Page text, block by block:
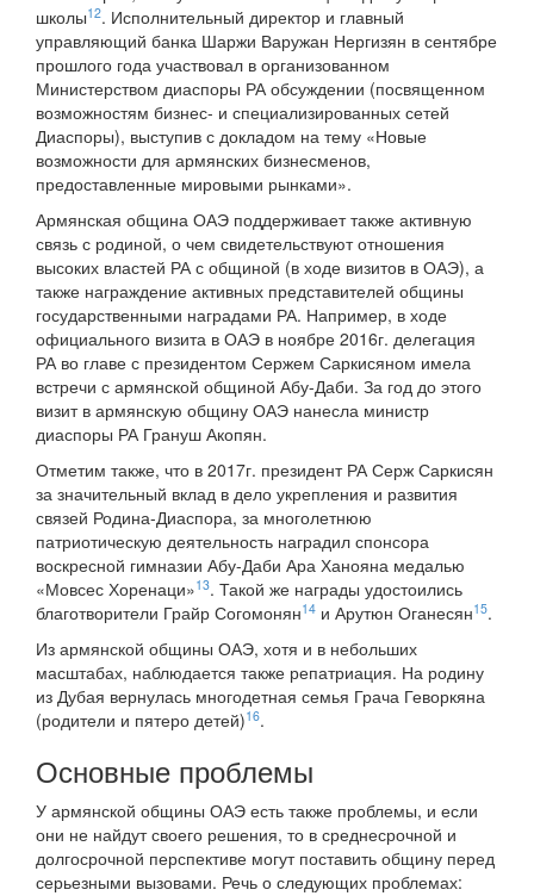
школы12. Исполнительный директор и главный
управляющий банка Шаржи Варужан Нергизян в сентябре
прошлого года участвовал в организованном
Министерством диаспоры РА обсуждении (посвященном
возможностям бизнес- и специализированных сетей
Диаспоры), выступив с докладом на тему «Новые
возможности для армянских бизнесменов,
предоставленные мировыми рынками».
Армянская община ОАЭ поддерживает также активную
связь с родиной, о чем свидетельствуют отношения
высоких властей РА с общиной (в ходе визитов в ОАЭ), а
также награждение активных представителей общины
государственными наградами РА. Например, в ходе
официального визита в ОАЭ в ноябре 2016г. делегация
РА во главе с президентом Сержем Саркисяном имела
встречи с армянской общиной Абу-Даби. За год до этого
визит в армянскую общину ОАЭ нанесла министр
диаспоры РА Грануш Акопян.
Отметим также, что в 2017г. президент РА Серж Саркисян
за значительный вклад в дело укрепления и развития
связей Родина-Диаспора, за многолетнюю
патриотическую деятельность наградил спонсора
воскресной гимназии Абу-Даби Ара Ханояна медалью
«Мовсес Хоренаци»13. Такой же награды удостоились
благотворители Грайр Согомонян14 и Арутюн Оганесян15.
Из армянской общины ОАЭ, хотя и в небольших
масштабах, наблюдается также репатриация. На родину
из Дубая вернулась многодетная семья Грача Геворкяна
(родители и пятеро детей)16.
Основные проблемы
У армянской общины ОАЭ есть также проблемы, и если
они не найдут своего решения, то в среднесрочной и
долгосрочной перспективе могут поставить общину перед
серьезными вызовами. Речь о следующих проблемах: